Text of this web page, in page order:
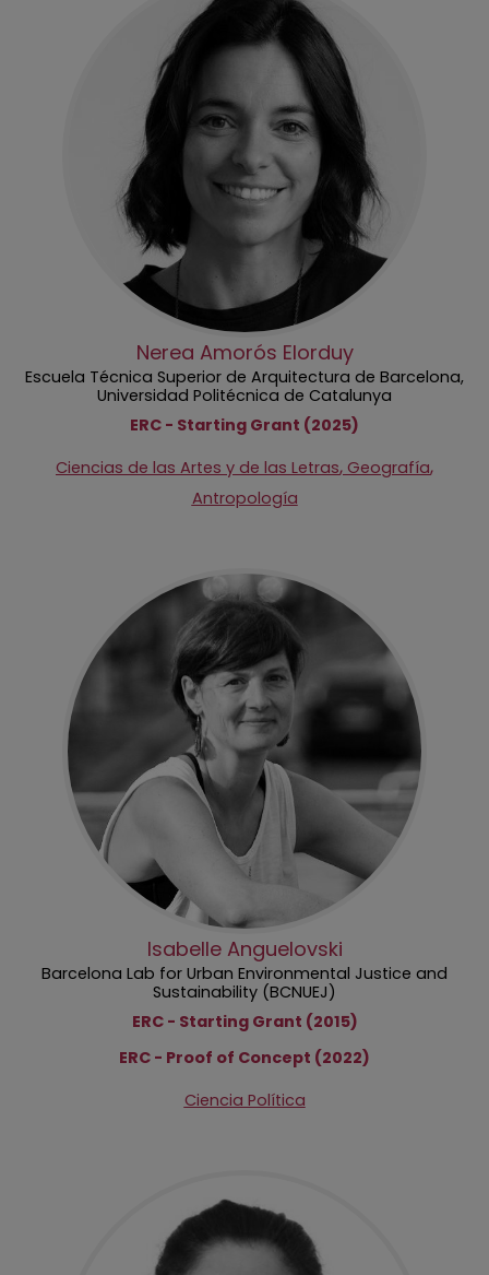
Nerea Amorós Elorduy
Escuela Técnica Superior de Arquitectura de Barcelona,
Universidad Politécnica de Catalunya
ERC - Starting Grant (2025)
Ciencias de las Artes y de las Letras, Geografía,
Antropología
Isabelle Anguelovski
Barcelona Lab for Urban Environmental Justice and
Sustainability (BCNUEJ)
ERC - Starting Grant (2015)
ERC - Proof of Concept (2022)
Ciencia Política